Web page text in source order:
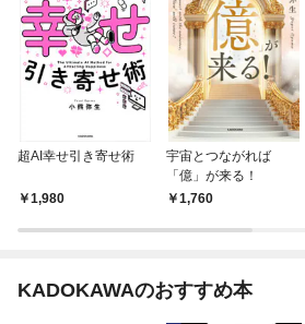
超AI幸せ引き寄せ術
1,980
宇宙とつながれば
「億」が来る！
1,760
KADOKAWAのおすすめ本